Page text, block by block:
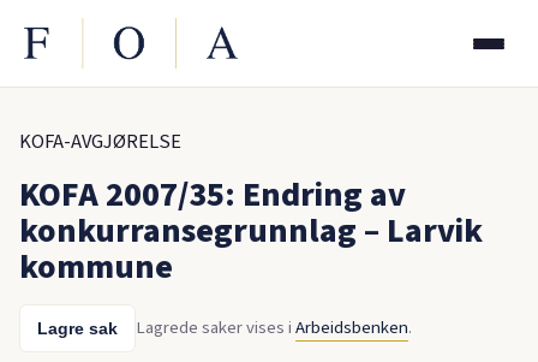
KOFA-AVGJØRELSE
KOFA 2007/35: Endring av
konkurransegrunnlag – Larvik
kommune
Lagre sak Lagrede saker vises iArbeidsbenken.